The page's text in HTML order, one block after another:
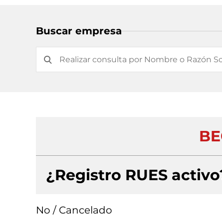
Buscar empresa
¿Registro RUES
No / Cancelado